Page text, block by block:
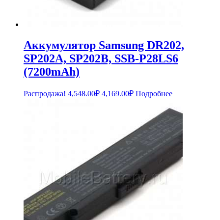
Аккумулятор Samsung DR202,
SP202A, SP202B, SSB-P28LS6
(7200mAh)
Распродажа! 4,548.00₽ Первоначальная
4,169.00₽Текущая
4,169.00₽.
Подробнее